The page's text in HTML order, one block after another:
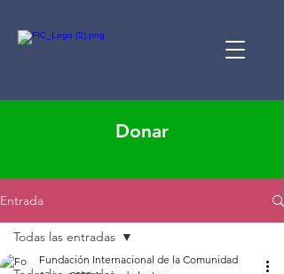
Donar
Entrada
Todas las entradas
Fundación Internacional de la Comunidad